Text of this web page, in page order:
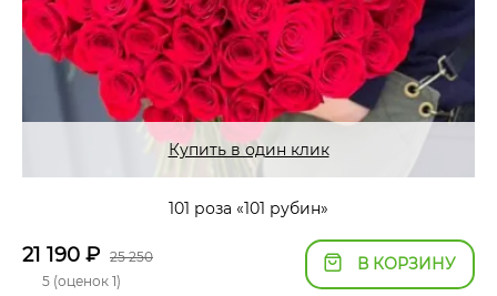
Купить в один клик
101 роза «101 рубин»
21 190 ₽ 25 250
5 (оценок 1)
В КОРЗИНУ